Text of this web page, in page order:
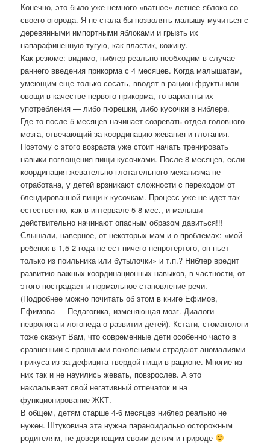
Конечно, это было уже немного «ватное» летнее яблоко со
своего огорода. Я не стала бы позволять малышу мучиться с
деревянными импортными яблоками и грызть их
напарафиненную тугую, как пластик, кожицу.
Как резюме: видимо, ниблер реально необходим в случае
раннего введения прикорма с 4 месяцев. Когда малышатам,
умеющим еще только сосать, вводят в рацион фрукты или
овощи в качестве первого прикорма, то варианты их
употребления — либо пюрешки, либо кусочки в ниблере.
Где-то после 5 месяцев начинает созревать отдел головного
мозга, отвечающий за координацию жевания и глотания.
Поэтому с этого возраста уже стоит начать тренировать
навыки поглощения пищи кусочками. После 8 месяцев, если
координация жевательно-глотательного механизма не
отработана, у детей врзникают сложности с переходом от
блендированной пищи к кусочкам. Процесс уже не идет так
естественно, как в интервале 5-8 мес., и малыши
действительно начинают опасным образом давиться!!!
Слышали, наверное, от некоторых мам и о проблемах: «мой
ребенок в 1,5-2 года не ест ничего непротертого, он пьет
только из поильника или бутылочки» и т.п.? Ниблер вредит
развитию важных координационных навыков, в частности, от
этого пострадает и нормальное становление речи.
(Подробнее можно почитать об этом в книге Ефимов,
Ефимова — Педагогика, изменяющая мозг. Диалоги
невролога и логопеда о развитии детей). Кстати, стоматологи
тоже скажут Вам, что современные дети особенно часто в
сравненнии с прошлыми поколениями страдают аномалиями
прикуса из-за дефицита твердой пищи в рационе. Многие из
них так и не науились жевать, повзрослев. А это
наклалывает свой негативный отпечаток и на
функционирование ЖКТ.
В общем, детям старше 4-6 месяцев ниблер реально не
нужен. Штуковина эта нужна параноидально осторожным
родителям, не доверяющим своим детям и природе